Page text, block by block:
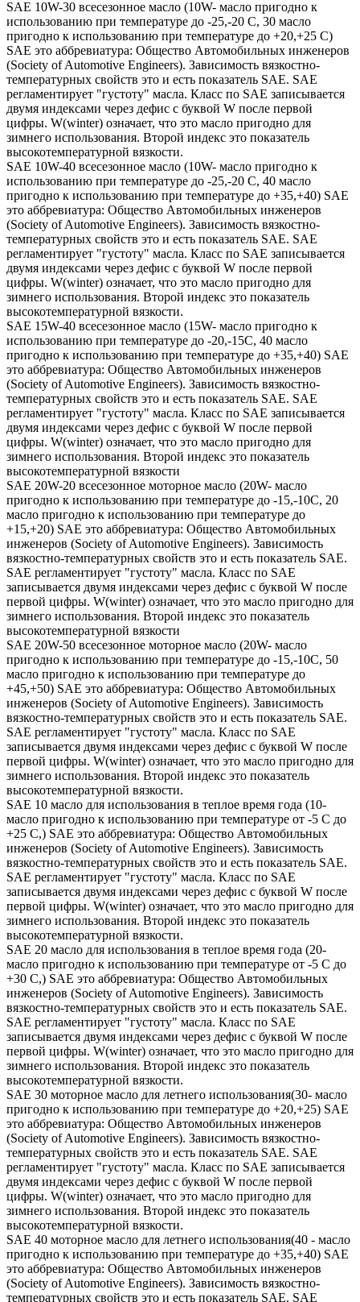
SAE 10W-30 всесезонное масло (10W- масло пригодно к
использованию при температуре до -25,-20 С, 30 масло
пригодно к использованию при температуре до +20,+25 С)
SAE это аббревиатура: Общество Автомобильных инженеров
(Society of Automotive Engineers). Зависимость вязкостно-
температурных свойств это и есть показатель SAE. SAE
регламентирует "густоту" масла. Класс по SAE записывается
двумя индексами через дефис с буквой W после первой
цифры. W(winter) означает, что это масло пригодно для
зимнего использования. Второй индекс это показатель
высокотемпературной вязкости.
SAE 10W-40 всесезонное масло (10W- масло пригодно к
использованию при температуре до -25,-20 С, 40 масло
пригодно к использованию при температуре до +35,+40) SAE
это аббревиатура: Общество Автомобильных инженеров
(Society of Automotive Engineers). Зависимость вязкостно-
температурных свойств это и есть показатель SAE. SAE
регламентирует "густоту" масла. Класс по SAE записывается
двумя индексами через дефис с буквой W после первой
цифры. W(winter) означает, что это масло пригодно для
зимнего использования. Второй индекс это показатель
высокотемпературной вязкости.
SAE 15W-40 всесезонное масло (15W- масло пригодно к
использованию при температуре до -20,-15С, 40 масло
пригодно к использованию при температуре до +35,+40) SAE
это аббревиатура: Общество Автомобильных инженеров
(Society of Automotive Engineers). Зависимость вязкостно-
температурных свойств это и есть показатель SAE. SAE
регламентирует "густоту" масла. Класс по SAE записывается
двумя индексами через дефис с буквой W после первой
цифры. W(winter) означает, что это масло пригодно для
зимнего использования. Второй индекс это показатель
высокотемпературной вязкости
SAE 20W-20 всесезонное моторное масло (20W- масло
пригодно к использованию при температуре до -15,-10С, 20
масло пригодно к использованию при температуре до
+15,+20) SAE это аббревиатура: Общество Автомобильных
инженеров (Society of Automotive Engineers). Зависимость
вязкостно-температурных свойств это и есть показатель SAE.
SAE регламентирует "густоту" масла. Класс по SAE
записывается двумя индексами через дефис с буквой W после
первой цифры. W(winter) означает, что это масло пригодно для
зимнего использования. Второй индекс это показатель
высокотемпературной вязкости
SAE 20W-50 всесезонное моторное масло (20W- масло
пригодно к использованию при температуре до -15,-10С, 50
масло пригодно к использованию при температуре до
+45,+50) SAE это аббревиатура: Общество Автомобильных
инженеров (Society of Automotive Engineers). Зависимость
вязкостно-температурных свойств это и есть показатель SAE.
SAE регламентирует "густоту" масла. Класс по SAE
записывается двумя индексами через дефис с буквой W после
первой цифры. W(winter) означает, что это масло пригодно для
зимнего использования. Второй индекс это показатель
высокотемпературной вязкости.
SAE 10 масло для использования в теплое время года (10-
масло пригодно к использованию при температуре от -5 С до
+25 С,) SAE это аббревиатура: Общество Автомобильных
инженеров (Society of Automotive Engineers). Зависимость
вязкостно-температурных свойств это и есть показатель SAE.
SAE регламентирует "густоту" масла. Класс по SAE
записывается двумя индексами через дефис с буквой W после
первой цифры. W(winter) означает, что это масло пригодно для
зимнего использования. Второй индекс это показатель
высокотемпературной вязкости.
SAE 20 масло для использования в теплое время года (20-
масло пригодно к использованию при температуре от -5 С до
+30 С,) SAE это аббревиатура: Общество Автомобильных
инженеров (Society of Automotive Engineers). Зависимость
вязкостно-температурных свойств это и есть показатель SAE.
SAE регламентирует "густоту" масла. Класс по SAE
записывается двумя индексами через дефис с буквой W после
первой цифры. W(winter) означает, что это масло пригодно для
зимнего использования. Второй индекс это показатель
высокотемпературной вязкости.
SAE 30 моторное масло для летнего использования(30- масло
пригодно к использованию при температуре до +20,+25) SAE
это аббревиатура: Общество Автомобильных инженеров
(Society of Automotive Engineers). Зависимость вязкостно-
температурных свойств это и есть показатель SAE. SAE
регламентирует "густоту" масла. Класс по SAE записывается
двумя индексами через дефис с буквой W после первой
цифры. W(winter) означает, что это масло пригодно для
зимнего использования. Второй индекс это показатель
высокотемпературной вязкости.
SAE 40 моторное масло для летнего использования(40 - масло
пригодно к использованию при температуре до +35,+40) SAE
это аббревиатура: Общество Автомобильных инженеров
(Society of Automotive Engineers). Зависимость вязкостно-
температурных свойств это и есть показатель SAE. SAE